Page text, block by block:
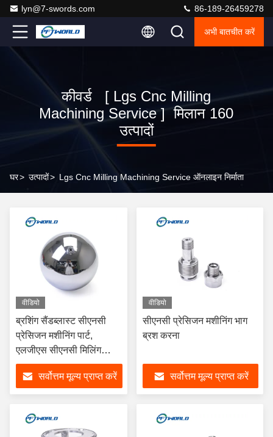
lyn@7-swords.com 86-189-26459278
अभी बातचीत करें
कीवर्ड [ Lgs Cnc Milling
Machining Service ] मिलान 160
उत्पादों
घर> उत्पादों> Lgs Cnc Milling Machining Service ऑनलाइन निर्माता
वीडियो
ब्रशिंग सैंडब्लास्ट सीएनसी
प्रेसिजन मशीनिंग पार्ट,
एलजीएस सीएनसी मिलिंग
मशीनिंग सर्विस
सर्वोत्तम मूल्य प्राप्त करें
वीडियो
सीएनसी प्रेसिजन मशीनिंग भाग
ब्रश करना
सर्वोत्तम मूल्य प्राप्त करें